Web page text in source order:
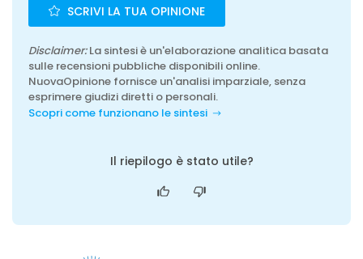
SCRIVI LA TUA OPINIONE
Disclaimer:La sintesi è un'elaborazione analitica basata
sulle recensioni pubbliche disponibili online.
NuovaOpinione fornisce un'analisi imparziale, senza
esprimere giudizi diretti o personali.
Scopri come funzionano le sintesi
Il riepilogo è stato utile?